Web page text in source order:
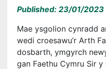
Published: 23/01/2023
Mae ysgolion cynradd
wedi croesawu’r Arth
dosbarth, ymgyrch
gan Faethu Cymru Sir